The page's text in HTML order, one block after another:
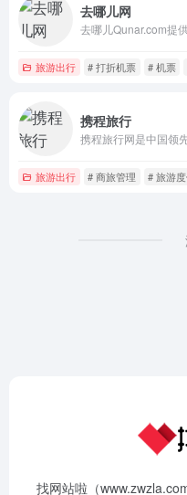
去哪儿网
旅游出行 # 打折机票 # 机票
携程旅行
旅游出行 # 商旅管理 # 旅游
找网站啦（